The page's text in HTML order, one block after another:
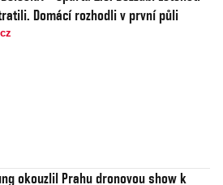
Domácí rozhodli v první půli
okouzlil Prahu dronovou show k